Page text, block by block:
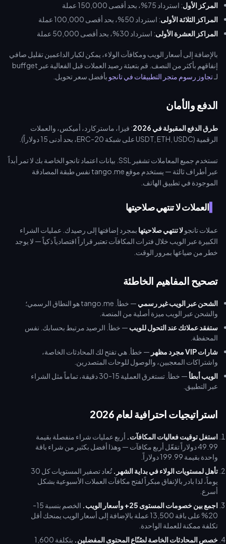
المركز الأول: استرداد 75%، بحد أقصى 150,000 عملة
المراكز الثلاثة الأولى: استرداد 50%، بحد أقصى 100,000 عملة
المراكز العشرة الأولى: استرداد 30%، بحد أقصى 50,000 عملة
بالإضافة إلى أسعار الويب ومكافآت الولاء، يمكن لكبار الداعمين تقليل صافي
إنفاقهم بأكثر من النصف. قم بتعبئة رصيد العملات قبل الفعالية عبر buffget
لـتجاوز رسوم متجر التطبيقات في تانجو بأفضل سعر تحويل.
الدفع والأمان
طرق الدفع المقبولة في 2026
: فيزا، ماستركارد، أميكس، والعملات
الرقمية (USDT, ETH, USDC على شبكة ERC-20، بحد أدنى 15 دولاراً).
تستخدم جميع المعاملات تشفير SSL. بيانات اعتماد تانجو الخاصة بك لا تمر أبداً
عبر أطراف ثالثة — يستخدم موقع tango.me نفس طبقة المصادقة
الموجودة في تطبيق الهاتف.
العملات لا تنتهي صلاحيتها
عملات تانجولا تنتهي صلاحيتها بمجرد إضافتها إلى رصيدك. عمليات الشراء
الكبيرة عبر الويب خلال فترات المكافآت تعتبر قراراً اقتصادياً ذكياً — لا يوجد
خطر من ضياعها بمرور الوقت.
تصحيح المفاهيم الخاطئة
الشحن عبر الويب غير رسمي
— خطأ. tango.me هو النطاق الرسمي؛
والشحن عبر الويب ميزة أصلية من المنصة.
ستفقد عملاتك عند التحول للويب — خطأ. الرصيد مرتبط بحسابك. نفس
المحفظة.
شارات VIP مجرد مظهر
— خطأ. هي تفتح لك المحادثات الخاصة،
واشتراكات المعجبين، والوصول للوحات المتصدرين.
الويب أبطأ
— خطأ. تستغرق العملية 15-30 دقيقة، تماماً مثل الشراء
عبر التطبيق.
استراتيجيات احترافية لعام 2026
استغل توقيت فعاليات المكافآت. أربع عمليات شراء منفصلة بقيمة
49.99 دولاراً تفعّل أربع مكافآت — وهذا أفضل بكثير من شراء باقة
واحدة بقيمة 199.99 دولاراً.
تأهل لمستويات الولاء في بداية الشهر.
تُعاد تصفير المستويات كل 30
يوماً، لذا بادر بالإنفاق مبكراً لفتح مكافآت العملات الأسبوعية بشكل
أسرع.
اجمع بين خصومات المستوى 25+ وأسعار الويب.
الخصم بنسبة 15-
20% على باقة 13,500 عملة بالإضافة إلى أسعار الويب يمنحك أقل
تكلفة ممكنة للعملة الواحدة.
خصص المحادثات الخاصة لصُنّاع المحتوى المفضلين.
بتكلفة 1,600